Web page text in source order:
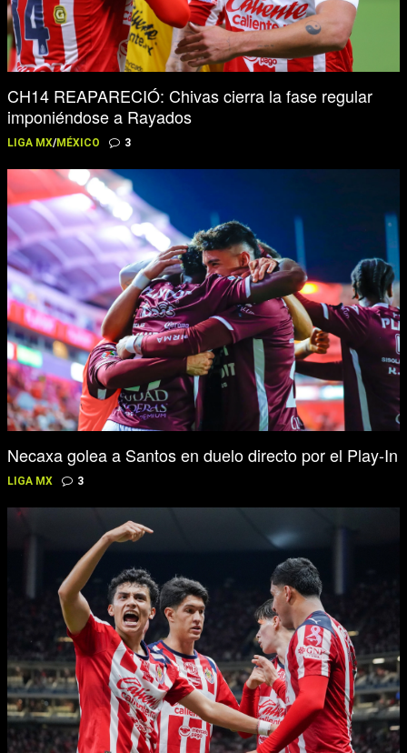
CH14 REAPARECIÓ: Chivas cierra la fase regular
imponiéndose a Rayados
LIGA MX/MÉXICO 3
Necaxa golea a Santos en duelo directo por el Play-In
LIGA MX 3